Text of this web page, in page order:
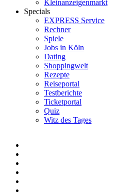
Kleinanzeigenmarkt
Specials
EXPRESS Service
Rechner
Spiele
Jobs in Köln
Dating
Shoppingwelt
Rezepte
Reiseportal
Testberichte
Ticketportal
Quiz
Witz des Tages